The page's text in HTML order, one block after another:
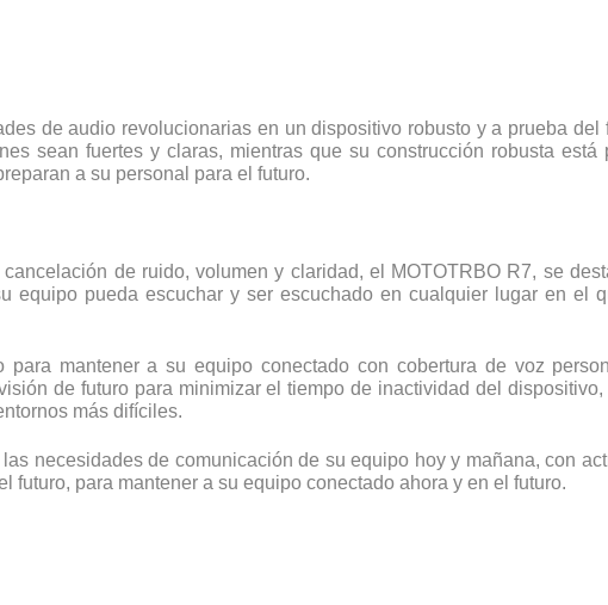
de audio revolucionarias en un dispositivo robusto y a prueba del
sean fuertes y claras, mientras que su construcción robusta está
a su personal para el futuro.
de ruido, volumen y claridad, el MOTOTRBO R7, se
equipo pueda escuchar y ser escuchado en cualquier lugar en el
mantener a su equipo conectado con cobertura de voz
de futuro para minimizar el tiempo de inactividad del
más difíciles.
necesidades de comunicación de su equipo hoy y mañana, con
para mantener a su equipo conectado ahora y en el futuro.